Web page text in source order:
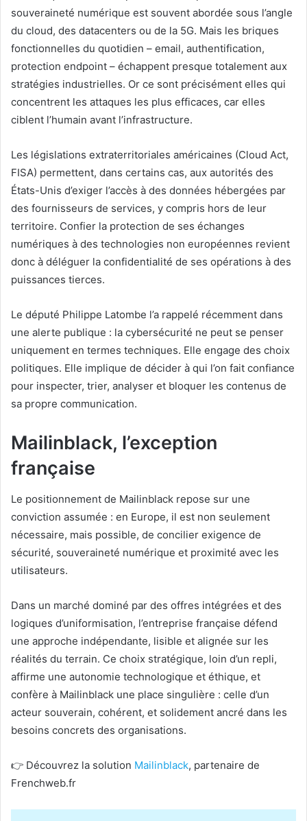
souveraineté numérique est souvent abordée sous l’angle
du cloud, des datacenters ou de la 5G. Mais les briques
fonctionnelles du quotidien – email, authentification,
protection endpoint – échappent presque totalement aux
stratégies industrielles. Or ce sont précisément elles qui
concentrent les attaques les plus efficaces, car elles
ciblent l’humain avant l’infrastructure.
Les législations extraterritoriales américaines (Cloud Act,
FISA) permettent, dans certains cas, aux autorités des
États-Unis d’exiger l’accès à des données hébergées par
des fournisseurs de services, y compris hors de leur
territoire. Confier la protection de ses échanges
numériques à des technologies non européennes revient
donc à déléguer la confidentialité de ses opérations à des
puissances tierces.
Le député Philippe Latombe l’a rappelé récemment dans
une alerte publique : la cybersécurité ne peut se penser
uniquement en termes techniques. Elle engage des choix
politiques. Elle implique de décider à qui l’on fait confiance
pour inspecter, trier, analyser et bloquer les contenus de
sa propre communication.
Mailinblack, l’exception
française
Le positionnement de Mailinblack repose sur une
conviction assumée : en Europe, il est non seulement
nécessaire, mais possible, de concilier exigence de
sécurité, souveraineté numérique et proximité avec les
utilisateurs.
Dans un marché dominé par des offres intégrées et des
logiques d’uniformisation, l’entreprise française défend
une approche indépendante, lisible et alignée sur les
réalités du terrain. Ce choix stratégique, loin d’un repli,
affirme une autonomie technologique et éthique, et
confère à Mailinblack une place singulière : celle d’un
acteur souverain, cohérent, et solidement ancré dans les
besoins concrets des organisations.
👉 Découvrez la solution Mailinblack, partenaire de
Frenchweb.fr